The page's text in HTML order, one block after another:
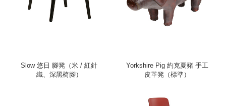
Slow 悠日 腳凳（米 / 紅針
織、深黑椅腳）
Yorkshire Pig 約克夏豬 手工
皮革凳（標準）